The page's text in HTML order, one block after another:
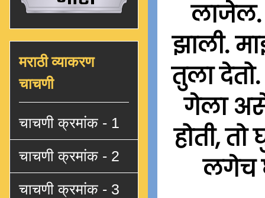
लाजेल.
झाली.
तुला
गेला
होती,
लगेच
मराठी व्याकरण
चाचणी
चाचणी क्रमांक - 1
चाचणी क्रमांक - 2
चाचणी क्रमांक - 3